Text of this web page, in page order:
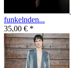
funkelnden...
35,00 € *